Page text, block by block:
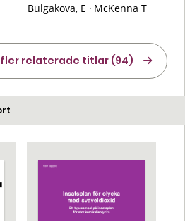
Bulgakova, E · McKenna T
fler relaterade titlar (94)